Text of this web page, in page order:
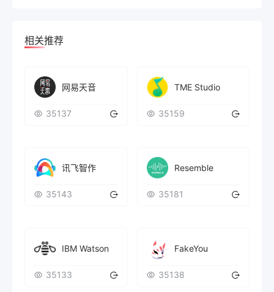
相关推荐
网易天音
35137
TME Studio
35159
讯飞智作
35143
Resemble
35181
IBM Watson
35133
FakeYou
35138